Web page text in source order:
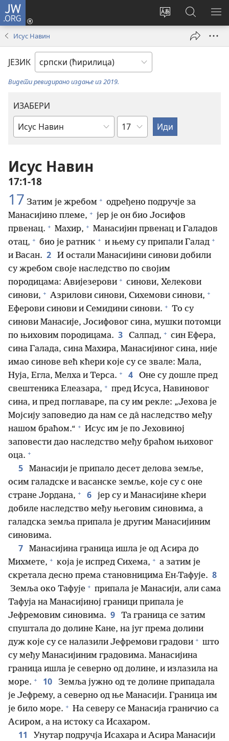
JW.ORG
Промени
Пријава
(отвара
Претрага
сајта
JW.ORG
Исус Навин
ЈЕЗИК
Видети ревидирано издање из 2019.
ИЗАБЕРИ
Библијска
Поглавље
Исус Навин
17:1-18
17 Затим је жребом + одређено подручје за
Манасијино племе, + јер је он био Јосифов
првенац. + Махир, + Манасијин првенац и Галадов
отац, + био је ратник + и њему су припали Галад +
и Васан. 2
И остали Манасијини синови добили
су жребом своје наследство по својим
породицама: Авијезерови + синови, Хелекови
синови, + Азрилови синови, Сихемови синови, +
Еферови синови и Семидини синови. + То су
синови Манасије, Јосифовог сина, мушки потомци
по њиховим породицама. 3 Салпад, + син Ефера,
сина Галада, сина Махира, Манасијиног сина, није
имао синове већ кћери које су се звале: Мала,
Нуја, Егла, Мелха и Терса. + 4
Оне су дошле пред
свештеника Елеазара, + пред Исуса, Навиновог
сина, и пред поглаваре, па су им рекле: „Јехова је
Мојсију заповедио да нам се да̂ наследство међу
нашом браћом.“ + Исус им је по Јеховиној
заповести дао наследство међу браћом њиховог
оца. +
5
Манасији је припало десет делова земље,
осим галадске и васанске земље, које су с оне
стране Јордана, + 6
јер су и Манасијине кћери
добиле наследство међу његовим синовима, а
галадска земља припала је другим Манасијиним
синовима.
7
Манасијина граница ишла је од Асира до
Михмете, + која је испред Сихема, + а затим је
скретала десно према становницима Ен-Тафује. 8
Земља око Тафује + припала је Манасији, али сама
Тафуја на Манасијиној граници припала је
Јефремовим синовима. 9
Та граница се затим
спуштала до долине Кане, на југ према долини
дуж које су се налазили Јефремови градови + што
су међу Манасијиним градовима. Манасијина
граница ишла је северно од долине, и излазила на
море. + 10
Земља јужно од те долине припадала
је Јефрему, а северно од ње Манасији. Граница им
је било море. + На северу се Манасија граничио са
Асиром, а на истоку са Исахаром.
11 Унутар подручја Исахара и Асира Манасији